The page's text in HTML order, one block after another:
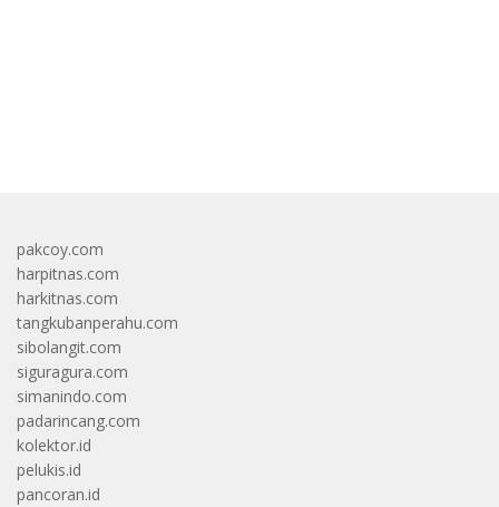
pakcoy.com
harpitnas.com
harkitnas.com
tangkubanperahu.com
sibolangit.com
siguragura.com
simanindo.com
padarincang.com
kolektor.id
pelukis.id
pancoran.id